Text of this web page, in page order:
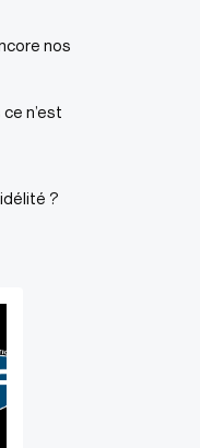
nos
n’est
?